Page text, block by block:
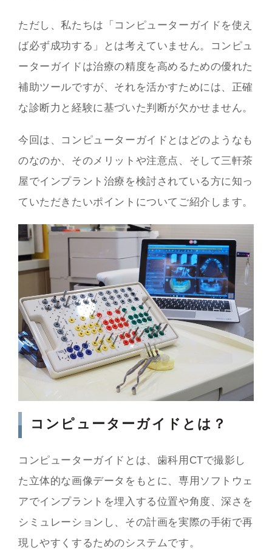
ただし、私たちは「コンピューターガイドを使え
ば必ず成功する」とは考えていません。コンピュ
ーターガイドは治療の精度を高めるための優れた
補助ツールですが、それを活かすためには、正確
な診断力と経験に基づいた判断が欠かせません。
今回は、コンピューターガイドとはどのようなも
のなのか、そのメリットや注意点、そして三軒茶
屋でインプラント治療を検討されている方に知っ
ていただきたいポイントについてご紹介します。
コンピューターガイドとは？
コンピューターガイドとは、歯科用CTで撮影し
た立体的な画像データをもとに、専用ソフトウェ
アでインプラントを埋入する位置や角度、深さを
シミュレーションし、その計画を実際の手術で再
現しやすくするためのシステムです。